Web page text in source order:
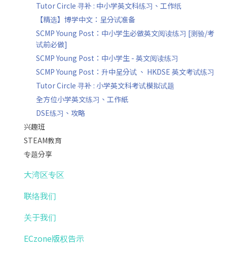
Tutor Circle 寻补 : 中小学英文科练习、工作纸
【精选】博学中文：呈分试准备
SCMP Young Post：中小学生必做英文阅读练习 [测验/考
试前必做]
SCMP Young Post：中小学生 - 英文阅读练习
SCMP Young Post：升中呈分试 、 HKDSE 英文考试练习
Tutor Circle 寻补 : 小学英文科考试模拟试题
全方位小学英文练习、工作紙
DSE练习、攻略
兴趣班
STEAM教育
专题分享
大湾区专区
联络我们
关于我们
ECzone版权告示